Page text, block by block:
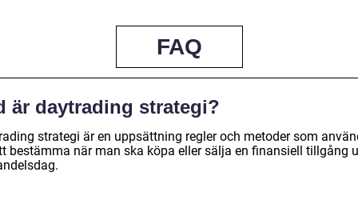
FAQ
är daytrading strategi?
strategi är en uppsättning regler och metoder som
bestämma när man ska köpa eller sälja en finansiell tillgång